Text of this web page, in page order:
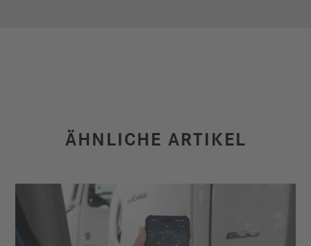
ÄHNLICHE ARTIKEL